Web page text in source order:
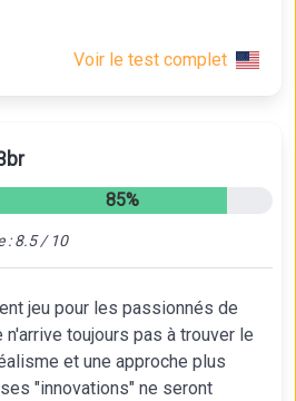
Voir le test complet
85%
: 8.5 / 10
jeu pour les passionnés de
toujours pas à trouver le
et une approche plus
"innovations" ne seront